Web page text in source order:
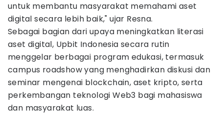
untuk membantu masyarakat memahami aset
digital secara lebih baik," ujar Resna.
Sebagai bagian dari upaya meningkatkan literasi
aset digital, Upbit Indonesia secara rutin
menggelar berbagai program edukasi, termasuk
campus roadshow yang menghadirkan diskusi dan
seminar mengenai blockchain, aset kripto, serta
perkembangan teknologi Web3 bagi mahasiswa
dan masyarakat luas.